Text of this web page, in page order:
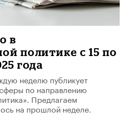
в
политике с 15 по
года
неделю публикует
по направлению
Предлагаем
на прошлой неделе.